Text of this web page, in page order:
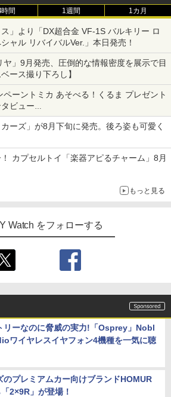
間 1週間 1カ月
ス」より「DX超合金 VF-1S バルキリー ロ
ャル リバイバルVer.」本日発売！
ヤ」9月発売、圧倒的な情報密度を展示で目
ース撮り下ろし】
ペーントミカ あそべる！くるま プレゼント
ビュー
ぱ寿司ならではの体験とコラボの楽しさを
ーズ」が8月下旬に発売。後ろ姿も可愛く
ィーンやメーターなど4種がラインナップ
カプセルトイ「楽器アピるチャーム」8月
もっと見る
Watch をフォローする
リーなのに脅威の実力!「Osprey」Nobl
ワイヤレスイヤフォン4機種を一気に聴
のプレミアムカー向けブランドHOMUR
2×9R」が登場！